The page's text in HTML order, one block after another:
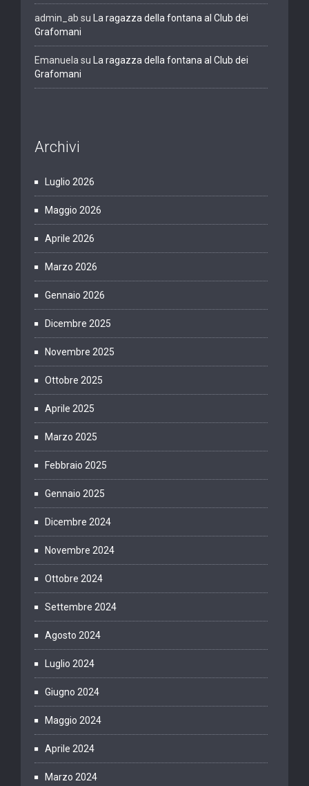
admin_ab su
La ragazza della fontana al Club dei
Grafomani
Emanuela su
La ragazza della fontana al Club dei
Grafomani
Archivi
Luglio 2026
Maggio 2026
Aprile 2026
Marzo 2026
Gennaio 2026
Dicembre 2025
Novembre 2025
Ottobre 2025
Aprile 2025
Marzo 2025
Febbraio 2025
Gennaio 2025
Dicembre 2024
Novembre 2024
Ottobre 2024
Settembre 2024
Agosto 2024
Luglio 2024
Giugno 2024
Maggio 2024
Aprile 2024
Marzo 2024